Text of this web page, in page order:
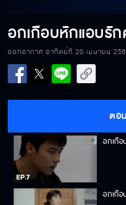
อกเกือบหักแอบรั
ออกอากาศ อาทิตย์ที่ 20 เมษายน
ตอ
อกเกื
อกเกื